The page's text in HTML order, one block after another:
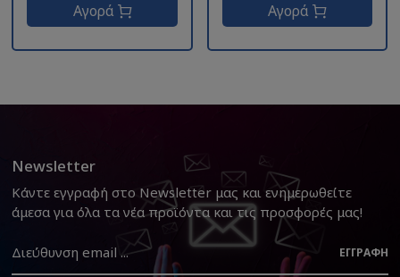
Αγορά Αγορά
Newsletter
Κάντε εγγραφή στο Newsletter μας και ενημερωθείτε
άμεσα για όλα τα νέα προϊόντα και τις προσφορές μας!
ΕΓΓΡΑΦΉ